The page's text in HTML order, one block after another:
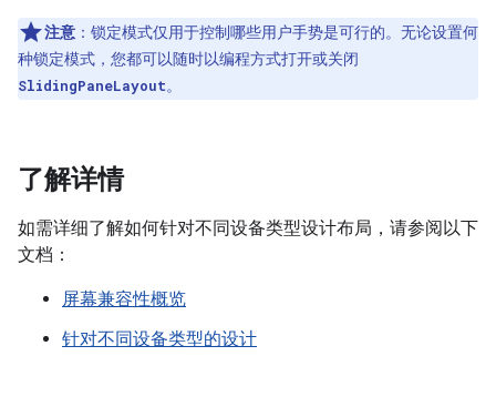
注意 ：锁定模式仅用于控制哪些用户手势是可行的。无论设置何
种锁定模式，您都可以随时以编程方式打开或关闭
SlidingPaneLayout。
了解详情
如需详细了解如何针对不同设备类型设计布局，请参阅以下
文档：
屏幕兼容性概览
针对不同设备类型的设计